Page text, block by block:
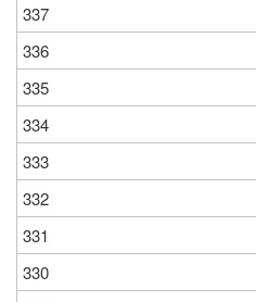
337
336
335
334
333
332
331
330